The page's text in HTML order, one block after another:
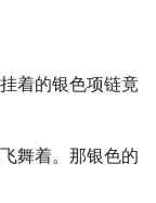
着的银色项链竟
舞着。那银色的